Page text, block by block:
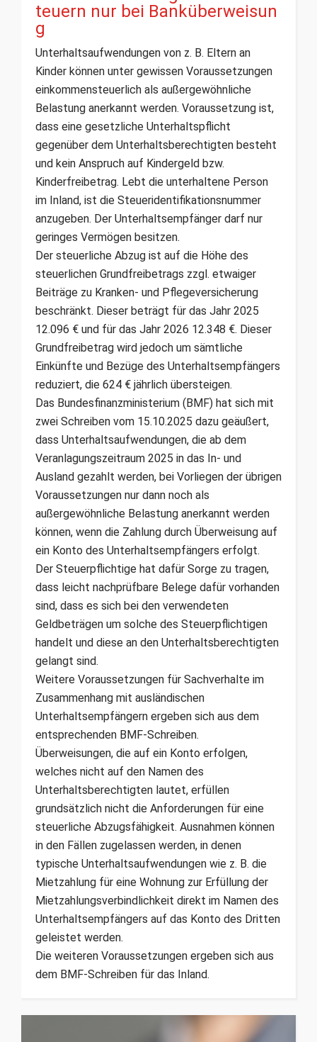
teuern nur bei Banküberweisun
g
Unterhaltsaufwendungen von z. B. Eltern an
Kinder können unter gewissen Voraussetzungen
einkommensteuerlich als außergewöhnliche
Belastung anerkannt werden. Voraussetzung ist,
dass eine gesetzliche Unterhaltspflicht
gegenüber dem Unterhaltsberechtigten besteht
und kein Anspruch auf Kindergeld bzw.
Kinderfreibetrag. Lebt die unterhaltene Person
im Inland, ist die Steueridentifikationsnummer
anzugeben. Der Unterhaltsempfänger darf nur
geringes Vermögen besitzen.
Der steuerliche Abzug ist auf die Höhe des
steuerlichen Grundfreibetrags zzgl. etwaiger
Beiträge zu Kranken- und Pflegeversicherung
beschränkt. Dieser beträgt für das Jahr 2025
12.096 € und für das Jahr 2026 12.348 €. Dieser
Grundfreibetrag wird jedoch um sämtliche
Einkünfte und Bezüge des Unterhaltsempfängers
reduziert, die 624 € jährlich übersteigen.
Das Bundesfinanzministerium (BMF) hat sich mit
zwei Schreiben vom 15.10.2025 dazu geäußert,
dass Unterhaltsaufwendungen, die ab dem
Veranlagungszeitraum 2025 in das In- und
Ausland gezahlt werden, bei Vorliegen der übrigen
Voraussetzungen nur dann noch als
außergewöhnliche Belastung anerkannt werden
können, wenn die Zahlung durch Überweisung auf
ein Konto des Unterhaltsempfängers erfolgt.
Der Steuerpflichtige hat dafür Sorge zu tragen,
dass leicht nachprüfbare Belege dafür vorhanden
sind, dass es sich bei den verwendeten
Geldbeträgen um solche des Steuerpflichtigen
handelt und diese an den Unterhaltsberechtigten
gelangt sind.
Weitere Voraussetzungen für Sachverhalte im
Zusammenhang mit ausländischen
Unterhaltsempfängern ergeben sich aus dem
entsprechenden BMF-Schreiben.
Überweisungen, die auf ein Konto erfolgen,
welches nicht auf den Namen des
Unterhaltsberechtigten lautet, erfüllen
grundsätzlich nicht die Anforderungen für eine
steuerliche Abzugsfähigkeit. Ausnahmen können
in den Fällen zugelassen werden, in denen
typische Unterhaltsaufwendungen wie z. B. die
Mietzahlung für eine Wohnung zur Erfüllung der
Mietzahlungsverbindlichkeit direkt im Namen des
Unterhaltsempfängers auf das Konto des Dritten
geleistet werden.
Die weiteren Voraussetzungen ergeben sich aus
dem BMF-Schreiben für das Inland.